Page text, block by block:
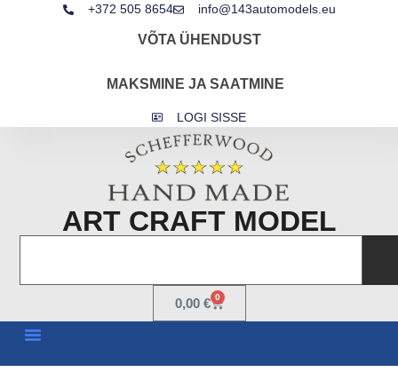
+372 505 8654 info@143automodels.eu
VÕTA ÜHENDUST
MAKSMINE JA SAATMINE
LOGI SISSE
ART CRAFT MODEL
0,00 € 0